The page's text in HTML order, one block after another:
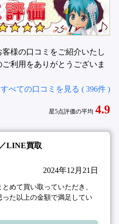
様の口コミをご紹介いたし
利用をありがとうございま
すべての口コミを見る ( 396件 )
星5点評価の平均 4.9
LINE買取
2024年12月21日
めて買い取っていただき、
た以上の金額で満足してい